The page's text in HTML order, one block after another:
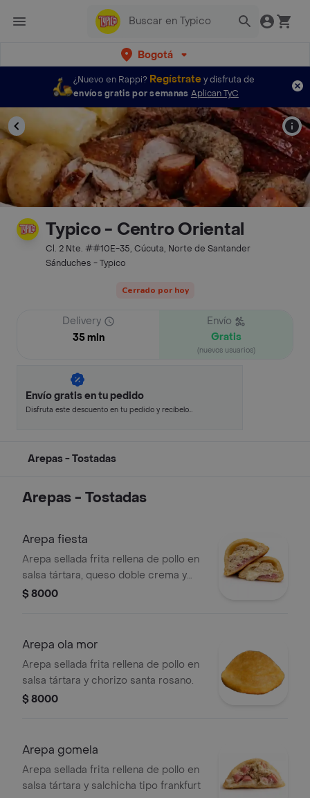
Bogotá
¿Nuevo en Rappi? Regístratey disfruta de
envíos gratis por semanas Aplican TyC
Typico - Centro Oriental
Cl. 2 Nte. ##10E-35, Cúcuta, Norte de Santander
Sánduches - Typico
Cerrado por hoy
Delivery
35 min
Envío
Gratis
(nuevos usuarios)
Envío gratis en tu pedido
Disfruta este descuento en tu pedido y recíbelo
Arepas - Tostadas
Arepas - Tostadas
Arepa fiesta
Arepa sellada frita rellena de pollo en
salsa tártara, queso doble crema y
jamón de pierna tipo york
$ 8000
Arepa ola mor
Arepa sellada frita rellena de pollo en
salsa tártara y chorizo santa rosano.
$ 8000
Arepa gomela
Arepa sellada frita rellena de pollo en
salsa tártara y salchicha tipo frankfurt